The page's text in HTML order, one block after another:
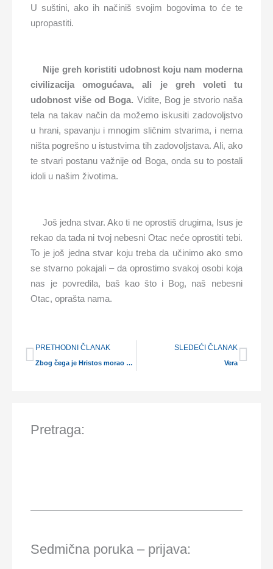
U suštini, ako ih načiniš svojim bogovima to će te
upropastiti.
Nije greh koristiti udobnost koju nam moderna
civilizacija omogućava, ali je greh voleti tu
udobnost više od Boga. Vidite, Bog je stvorio naša
tela na takav način da možemo iskusiti zadovoljstvo
u hrani, spavanju i mnogim sličnim stvarima, i nema
ništa pogrešno u istustvima tih zadovoljstava. Ali, ako
te stvari postanu važnije od Boga, onda su to postali
idoli u našim životima.
Još jedna stvar. Ako ti ne oprostiš drugima, Isus je
rekao da tada ni tvoj nebesni Otac neće oprostiti tebi.
To je još jedna stvar koju treba da učinimo ako smo
se stvarno pokajali – da oprostimo svakoj osobi koja
nas je povredila, baš kao što i Bog, naš nebesni
Otac, oprašta nama.
Prev
PRETHODNI ČLANAK
Zbog čega je Hristos morao da umre
SLEDEĆI ČLANAK
Vera
Pretraga:
Sedmična poruka – prijava: